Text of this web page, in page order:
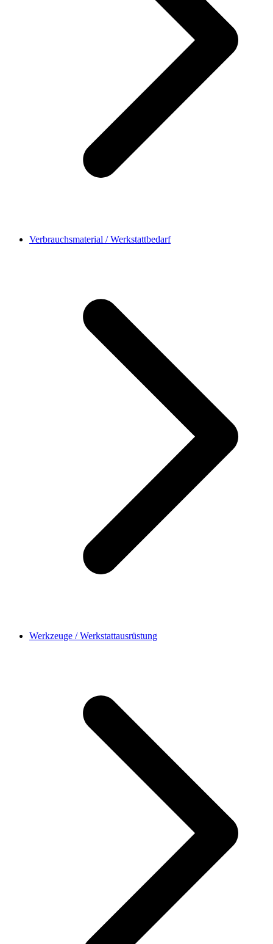
Verbrauchsmaterial / Werkstattbedarf
Werkzeuge / Werkstattausrüstung